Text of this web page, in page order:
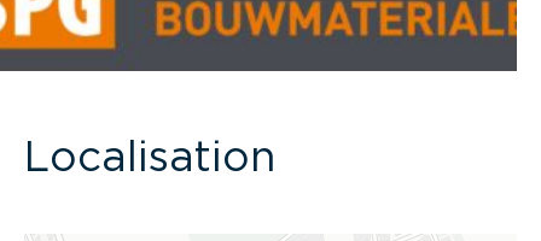
Localisation